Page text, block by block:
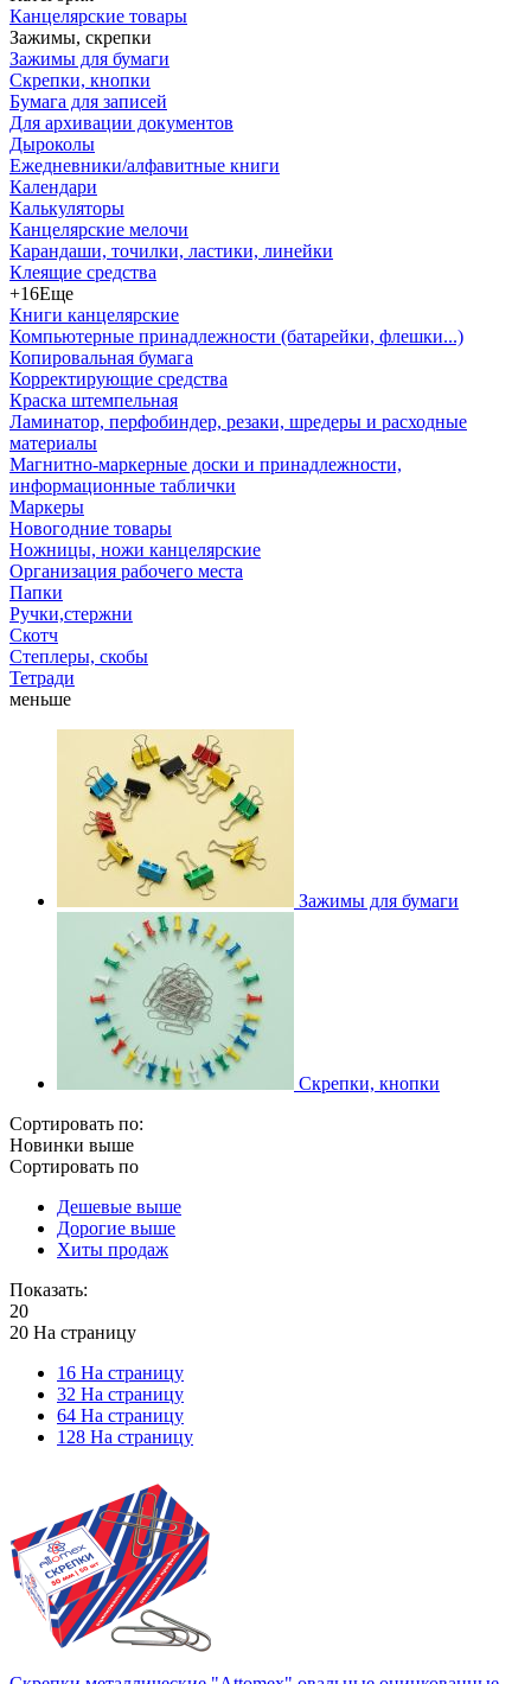
Канцелярские товары
Зажимы, скрепки
Зажимы для бумаги
Скрепки, кнопки
Бумага для записей
Для архивации документов
Дыроколы
Ежедневники/алфавитные книги
Календари
Калькуляторы
Канцелярские мелочи
Карандаши, точилки, ластики, линейки
Клеящие средства
+16Еще
Книги канцелярские
Компьютерные принадлежности (батарейки, флешки...)
Копировальная бумага
Корректирующие средства
Краска штемпельная
Ламинатор, перфобиндер, резаки, шредеры и расходные
материалы
Магнитно-маркерные доски и принадлежности,
информационные таблички
Маркеры
Новогодние товары
Ножницы, ножи канцелярские
Организация рабочего места
Папки
Ручки,стержни
Скотч
Степлеры, скобы
Тетради
меньше
Зажимы для бумаги
Скрепки, кнопки
Сортировать по:
Новинки выше
Сортировать по
Дешевые выше
Дорогие выше
Хиты продаж
Показать:
20
20 На страницу
16 На страницу
32 На страницу
64 На страницу
128 На страницу